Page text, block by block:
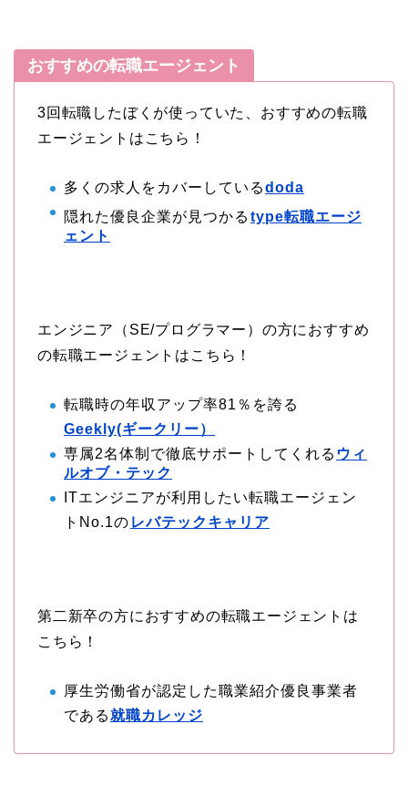
おすすめの転職エージェント
3回転職したぼくが使っていた、おすすめの転職
エージェントはこちら！
多くの求人をカバーしているdoda
隠れた優良企業が見つかる type転職エージ
ェント
エンジニア（SE/プログラマー）の方におすすめ
の転職エージェントはこちら！
転職時の年収アップ率81％を誇る
Geekly(ギークリー）
専属2名体制で徹底サポートしてくれる ウィ
ルオブ・テック
ITエンジニアが利用したい転職エージェン
トNo.1の レバテックキャリア
第二新卒の方におすすめの転職エージェントは
こちら！
厚生労働省が認定した職業紹介優良事業者
である就職カレッジ